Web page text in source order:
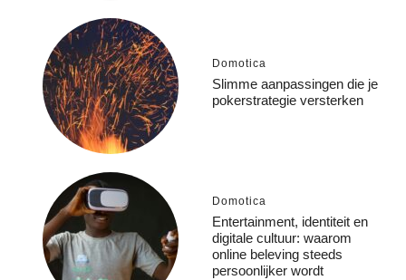
Domotica
Slimme aanpassingen die je
pokerstrategie versterken
Domotica
Entertainment, identiteit en
digitale cultuur: waarom
online beleving steeds
persoonlijker wordt